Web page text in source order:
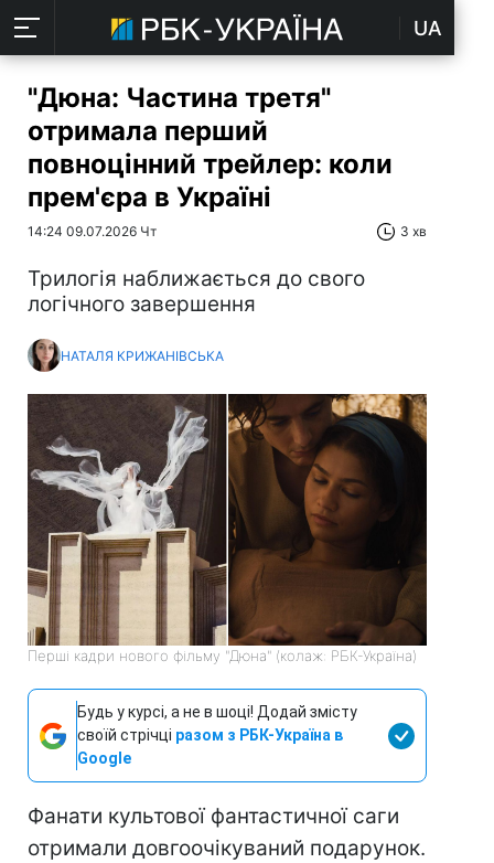
UA
"Дюна: Частина третя"
отримала перший
повноцінний трейлер: коли
прем'єра в Україні
14:24 09.07.2026 Чт 3 хв
Трилогія наближається до свого
логічного завершення
НАТАЛЯ КРИЖАНІВСЬКА
Перші кадри нового фільму "Дюна" (колаж: РБК-Україна)
Будь у курсі, а не в шоці! Додай змісту
своїй стрічці разом з РБК-Україна в
Google
Фанати культової фантастичної саги
отримали довгоочікуваний подарунок.